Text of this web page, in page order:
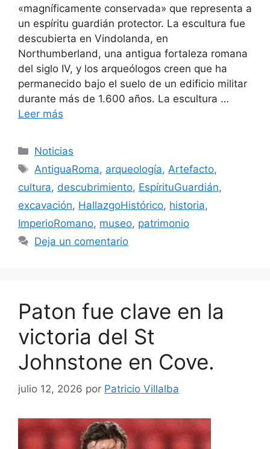
«magníficamente conservada» que representa a
un espíritu guardián protector. La escultura fue
descubierta en Vindolanda, en
Northumberland, una antigua fortaleza romana
del siglo IV, y los arqueólogos creen que ha
permanecido bajo el suelo de un edificio militar
durante más de 1.600 años. La escultura …
Leer más
Categorías
Noticias
Etiquetas
AntiguaRoma, arqueología,Artefacto,
cultura, descubrimiento, EspírituGuardián,
excavación, HallazgoHistórico, historia,
ImperioRomano, museo, patrimonio
Deja un comentario
Paton fue clave en la
victoria del St
Johnstone en Cove.
julio 12, 2026 por Patricio Villalba